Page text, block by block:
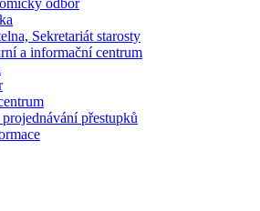
odbor
Sekretariát starosty
a informační centrum
přestupků